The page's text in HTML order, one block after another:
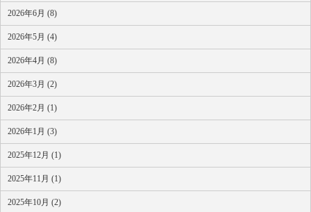
2026年6月 (8)
2026年5月 (4)
2026年4月 (8)
2026年3月 (2)
2026年2月 (1)
2026年1月 (3)
2025年12月 (1)
2025年11月 (1)
2025年10月 (2)